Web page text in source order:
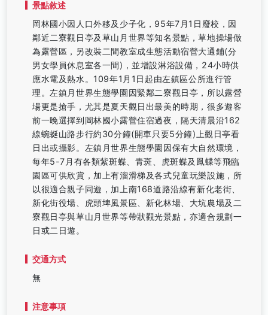
景點敘述
岡林國小因人口外移及少子化，95年7月1日廢校，因
鄰近二寮觀日亭及草山月世界等知名景點，草地操場做
為露營區，另改裝二間教室成生態活動宿營大通鋪(分
男女學員休息室各一間)，並增設淋浴設備，24小時供
應水電及熱水。109年1月1日起由左鎮區公所進行管
理。左鎮月世界生態學園因緊鄰二寮觀日亭，所以露營
場更是搶手，尤其是夏天觀日出最美的時期，很多遊客
前一晚選擇到岡林國小露營住宿過夜，隔天清晨沿162
線蜿蜒山路步行約30分鐘(開車只要5分鐘)上觀日亭看
日出或攝影。左鎮月世界生態學園因保有大自然環境，
每年5-7月有各類紫斑蝶、青斑、虎斑蝶及鳳蝶等飛臨
園區可供欣賞，加上有溜滑梯及各式兒童玩樂設施，所
以很適合親子同遊，加上南168道路沿線有新化老街、
新化街役場、虎頭埤風景區、新化林場、大坑農場及二
寮觀日亭與草山月世界等帶狀觀光景點，亦適合規劃一
日或二日遊。
交通方式
無
注意事項